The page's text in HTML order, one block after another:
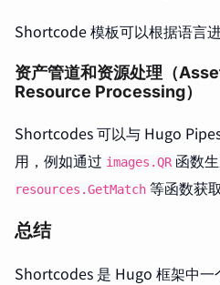
Shortcode 模板可以根据语言进
资产管道和资源处理（
Resource Processing）
Shortcodes 可以与 Hugo
用，例如通过 images.QR函数
resources.GetMatch 等函数获
总结
Shortcodes 是 Hugo 框架中一